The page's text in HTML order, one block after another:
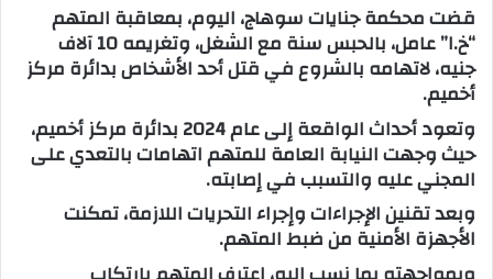
قضت محكمة جنايات سوهاج، اليوم، بمعاقبة المتهم
“خ.ا” عامل، بالحبس سنة مع الشغل، وتغريمه 10 آلاف
جنيه، لاتهامه بالشروع في قتل أحد الأشخاص بدائرة مركز
أخميم.
وتعود أحداث الواقعة إلى عام 2024 بدائرة مركز أخميم،
حيث وجهت النيابة العامة للمتهم اتهامات بالتعدي على
المجني عليه والتسبب في إصابته.
وبعد تقنين الإجراءات وإجراء التحريات اللازمة، تمكنت
الأجهزة الأمنية من ضبط المتهم.